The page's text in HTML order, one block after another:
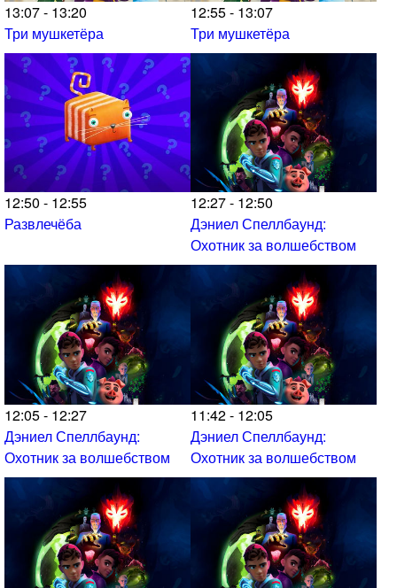
13:07 - 13:20
Три мушкетёра
12:55 - 13:07
Три мушкетёра
12:50 - 12:55
Развлечёба
12:27 - 12:50
Дэниел Спеллбаунд:
Охотник за волшебством
12:05 - 12:27
Дэниел Спеллбаунд:
Охотник за волшебством
11:42 - 12:05
Дэниел Спеллбаунд:
Охотник за волшебством